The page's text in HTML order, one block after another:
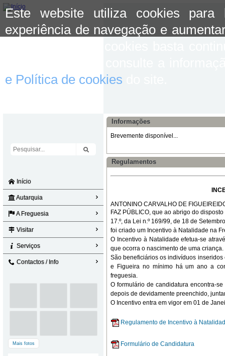
Este website utiliza cookies para
experiência de navegação e
e Política de cookies
Início
Autarquia
A Freguesia
Visitar
Serviços
Contactos / Info
Mais fotos
Informações
Brevemente disponível...
Regulamentos
ANTONINO CARVALHO DE
FAZ PÚBLICO, que ao abrigo do
17.º, da Lei n.º 169/99, de 18 de
foi criado um Incentivo à Natalidade na
O Incentivo à Natalidade efetua-se
que ocorra o nascimento de uma criança.
São beneficiários os indivíduos
e Figueira no mínimo há um ano a
freguesia.
O formulário de candidatura encontra-
depois de devidamente preenchido,
O Incentivo entra em vigor em 01 de
Regulamento de Incentivo à
Formulário de Candidatura